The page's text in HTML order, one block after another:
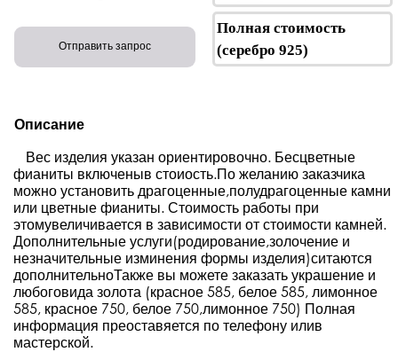
Отправить запрос
Полная стоимость
(серебро 925)
Описание
Вес изделия указан ориентировочно. Бесцветные
фианиты включеныв стоиость.По желанию заказчика
можно установить драгоценные,полудрагоценные камни
или цветные фианиты. Стоимость работы при
этомувеличивается в зависимости от стоимости камней.
Дополнительные услуги(родирование,золочение и
незначительные изминения формы изделия)ситаются
дополнительноТакже вы можете заказать украшение и
любоговида золота (красное 585, белое 585, лимонное
585, красное 750, белое 750,лимонное 750) Полная
информация преоставяется по телефону илив
мастерской.